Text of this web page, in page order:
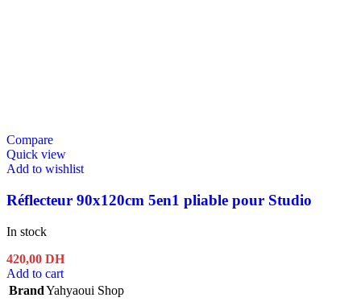
Compare
Quick view
Add to wishlist
Réflecteur 90x120cm 5en1 pliable pour Studio
In stock
420,00 DH
Add to cart
BrandYahyaoui Shop